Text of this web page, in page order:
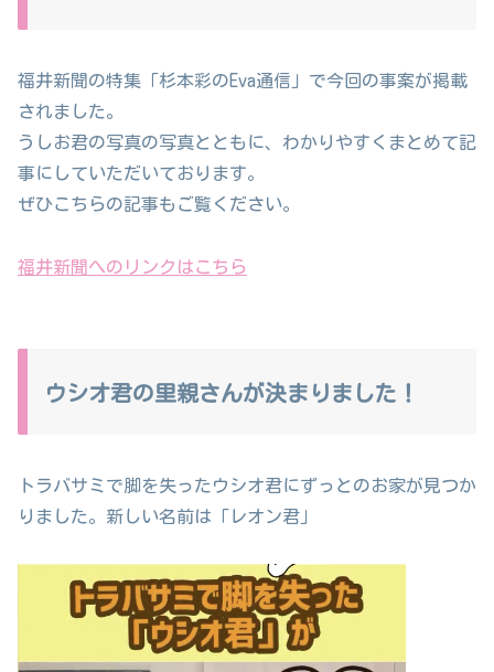
福井新聞の特集「杉本彩のEva通信」で今回の事案が掲載
されました。
うしお君の写真の写真とともに、わかりやすくまとめて記
事にしていただいております。
ぜひこちらの記事もご覧ください。
福井新聞へのリンクはこちら
ウシオ君の里親さんが決まりました！
トラバサミで脚を失ったウシオ君にずっとのお家が見つか
りました。新しい名前は「レオン君」